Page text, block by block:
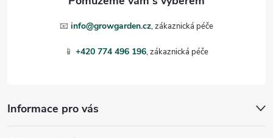
📧 info@growgarden.cz
📱 +420 774 496 196
Informace pro vás